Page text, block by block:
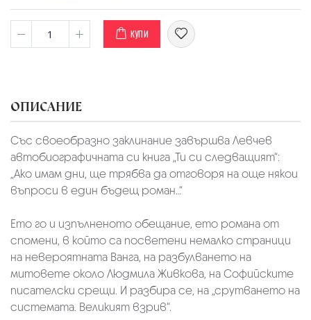
КУПИ
ОПИСАНИЕ
Със своеобразно заклинание завършва Левчев
автобиографичната си книга „Ти си следващият“:
„Ако имам дни, ще трябва да отговоря на още някои
въпроси в един бъдещ роман…“
Ето го и изпълненото обещание, ето романа от
спомени, в който са посветени немалко страници
на невероятната Ванга, на разбулването на
митовете около Людмила Живкова, на Софийските
писателски срещи. И разбира се, на „срутването на
системата. Великият взрив“.